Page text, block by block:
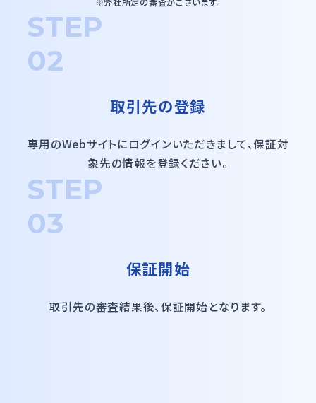
STEP
02
取引先の登録
専用のWebサイトにログインいただきまして、保証対
象先の情報を登録ください。
STEP
03
保証開始
取引先の審査結果後、保証開始となります。